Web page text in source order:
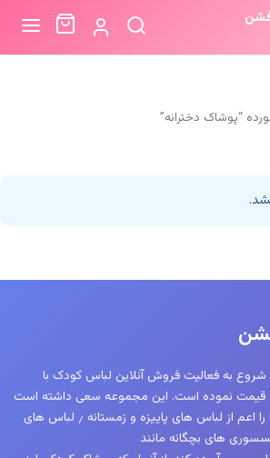
“پوشاک دخترانه”
کودک فشن از سال ۱۳۹۸ شروع به فعالیت فروش آنلاین لباس کودک با
قیمت نموده است. این مجموعه سعی داشته است
تمام نیازهای کودکان شما را اعم از لباس های پاییزه و زمستانه ٫ لباس های
٫ انواع اکسسوری های بچگانه مانند